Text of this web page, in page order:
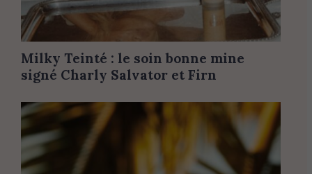
Milky Teinté : le soin bonne mine
signé Charly Salvator et Firn